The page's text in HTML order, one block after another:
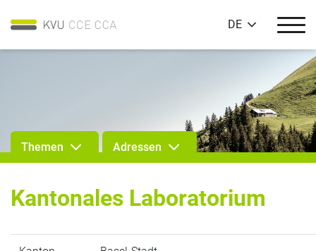
DE
Themen Adressen
Kantonales Laboratorium